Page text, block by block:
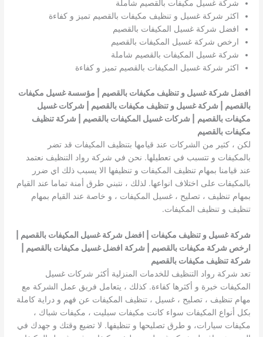
شركة غسيل مكيفات بالقصيم شاملة
اكثر شركة غسيل و تنظيف مكيفات بالقصيم تميز و كفاءة
افضل شركة غسيل المكيفات بالقصيم
ارخص شركة غسيل المكيفات بالقصيم
شركة غسيل المكيفات بالقصيم شاملة
اكثر شركة غسيل المكيفات بالقصيم تميز و كفاءة
افضل شركة غسيل و تنظيف مكيفات بالقصيم | مؤسسة غسيل مكيفات
بالقصيم | شركة غسيل و تنظيف مكيفات بالقصيم | شركات غسيل
مكيفات بالقصيم
| شركات غسيل المكيفات بالقصيم | شركة تنظيف
مكيفات بالقصيم
لكن ، كثير من الشركات عند قيامها بتنظيف المكيفات قد تضر
بالمكيفات و تتسبب في تعطيلها. نحن في شركة رواد التنظيف نعتمد
عند قيامنا بمهام تنظيف المكيفات و تنظيفها الا يسبب ذلك اي ضرر
بالمكيفات على اختلاف انواعها. لذلك ، نتبني طرق أمنة تماما عند القيام
بمهام تنظيف ، تصليح ، غسيل المكيفات ، و خاصة عند القيام بمهام
تنظيف و تنظيف المكيفات.
شركة غسيل و تنظيف مكيفات | افضل شركة غسيل المكيفات بالقصيم |
ارخص شركة مكيفات بالقصيم | شركة افضل غسيل مكيفات بالقصيم |
شركة تنظيف مكيفات بالقصيم
تعد شركة رواد التنظيف للخدمات المنزلية أكثر شركات غسيل
المكيفات خبرة و أكثرها كفاءة. كذلك ، يتعامل فريق عمل الشركة مع
مهام تنظيف ، تصليح ، غسيل ، تنظيف المكيفات عن فهم و دراية كاملة
بكل أنواع المكيفات سواء كانت مكيفات سبليت ، مكيفات شباك ،
مكيفات سيارات، و طرق تصليحها و تنظيفها. لا تضيع وقتك و جهدك في